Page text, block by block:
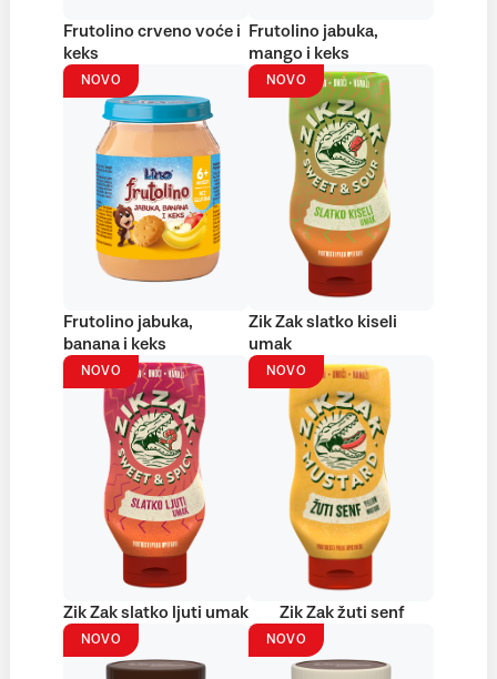
Frutolino crveno voće i
keks
Frutolino jabuka,
mango i keks
NOVO
Frutolino jabuka,
banana i keks
NOVO
Zik Zak slatko kiseli
umak
NOVO
Zik Zak slatko ljuti umak
NOVO
Zik Zak žuti senf
NOVO NOVO